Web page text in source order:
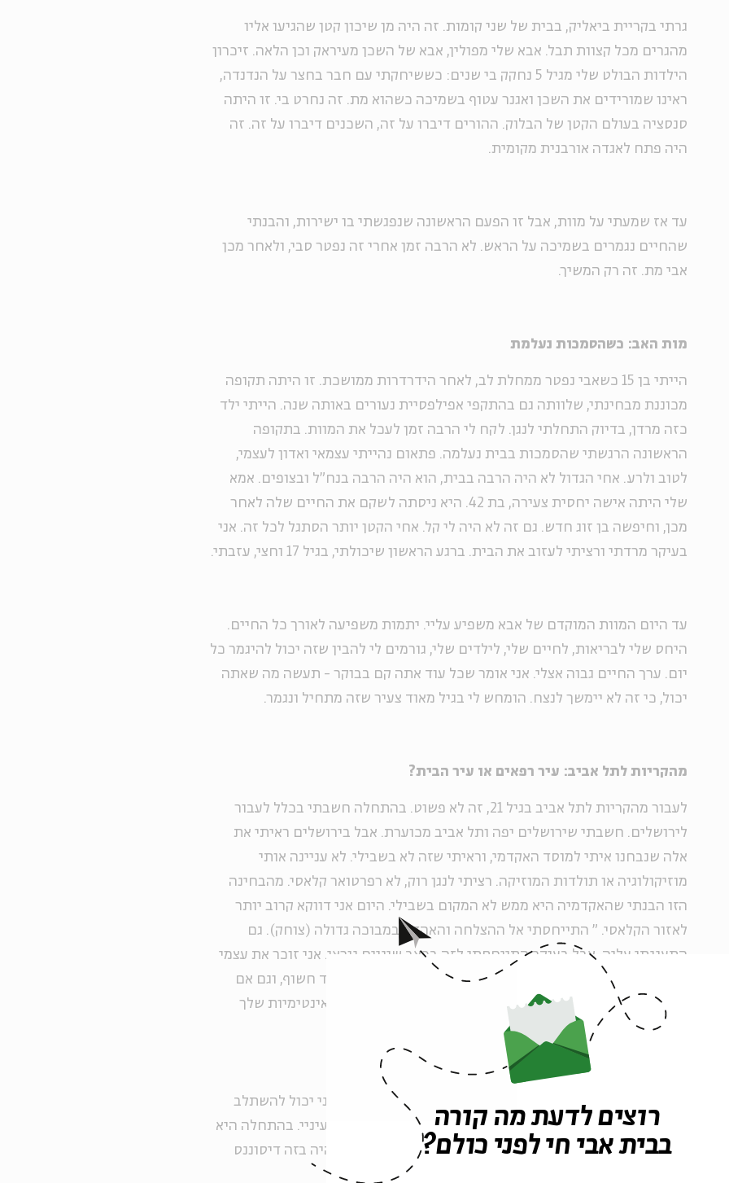
גרתי בקריית ביאליק, בבית של שני קומות. זה היה מן שיכון קטן שהגיעו אליו
מהגרים מכל קצוות תבל. אבא שלי מפולין, אבא של השכן מעיראק וכן הלאה. זיכרון
הילדות הבולט שלי מגיל 5 נחקק בי שנים: כששיחקתי עם חבר בחצר על הנדנדה,
ראינו שמורידים את השכן ואגנר עטוף בשמיכה כשהוא מת. זה נחרט בי. זו היתה
סנסציה בעולם הקטן של הבלוק. ההורים דיברו על זה, השכנים דיברו על זה. זה
היה פתח לאגדה אורבנית מקומית.
עד אז שמעתי על מוות, אבל זו הפעם הראשונה שנפגשתי בו ישירות, והבנתי
שהחיים נגמרים בשמיכה על הראש. לא הרבה זמן אחרי זה נפטר סבי, ולאחר מכן
אבי מת. זה רק המשיך.
מות האב: כשהסמכות נעלמת
הייתי בן 15 כשאבי נפטר ממחלת לב, לאחר הידרדרות ממושכת. זו היתה תקופה
מכוננת מבחינתי, שלוותה גם בהתקפי אפילפסיית נעורים באותה שנה. הייתי ילד
כזה מרדן, בדיוק התחלתי לנגן. לקח לי הרבה זמן לעכל את המוות. בתקופה
הראשונה הרגשתי שהסמכות בבית נעלמה. פתאום נהייתי עצמאי ואדון לעצמי,
לטוב ולרע. אחי הגדול לא היה הרבה בבית, הוא היה הרבה בנח"ל ובצופים. אמא
שלי היתה אישה יחסית צעירה, בת 42. היא ניסתה לשקם את החיים שלה לאחר
מכן, וחיפשה בן זוג חדש. גם זה לא היה לי קל. אחי הקטן יותר הסתגל לכל זה. אני
בעיקר מרדתי ורציתי לעזוב את הבית. ברגע הראשון שיכולתי, בגיל 17 וחצי, עזבתי.
עד היום המוות המוקדם של אבא משפיע עליי. יתמות משפיעה לאורך כל החיים.
היחס שלי לבריאות, לחיים שלי, לילדים שלי, גורמים לי להבין שזה יכול להיגמר כל
יום. ערך החיים גבוה אצלי. אני אומר שכל עוד אתה קם בבוקר - תעשה מה שאתה
יכול, כי זה לא יימשך לנצח. הומחש לי בגיל מאוד צעיר שזה מתחיל ונגמר.
מהקריות לתל אביב: עיר רפאים או עיר הבית?
לעבור מהקריות לתל אביב בגיל 21, זה לא פשוט. בהתחלה חשבתי בכלל לעבור
לירושלים. חשבתי שירושלים יפה ותל אביב מכוערת. אבל בירושלים ראיתי את
אלה שנבחנו איתי למוסד האקדמי, וראיתי שזה לא בשבילי. לא עניינה אותי
מוזיקולוגיה או תולדות המוזיקה. רציתי לנגן רוק, לא רפרטואר קלאסי. מהבחינה
הזו הבנתי שהאקדמיה היא ממש לא המקום בשבילי. היום אני דווקא קרוב יותר
לאזור הקלאסי. " התייחסתי אל ההצלחה והאהדה במבוכה גדולה (צוחק). גם
התענגתי עליה. אבל בעיקר התייחסתי לזה בכאב שיניים נוראי. אני זוכר את עצמי
קורא את הביקורות הטובות עליי, וחש פשוט כאב. הרגשתי מאוד חשוף, וגם אם
אמרו וכתבו עליי דברים מאוד טובים - עדיין היתה הרגשה שהאינטימיות שלך
יוצאת משליטה. יש לי תגובות פסיכוסומטיות בעניין הזה
בתל אביב קיבלו אותי יפה. התחברתי למוזיקאים והרגשתי שאני יכול להשתלב
בבית ספר רימון. בהתחלה העיר הגדולה היתה מאוד מנוכרת בעיניי. בהתחלה היא
נראתה לי עיר רפאים, כולל בתים ישנים באלנבי, מטים ליפול. היה בזה דיסוננס
רוצים לדעת מה קורה
בבית אבי חי לפני כולם?